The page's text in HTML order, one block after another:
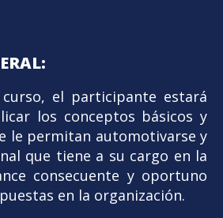
el participante estará
los conceptos básicos y
le permitan automotivarse y
que tiene a su cargo en la
consecuente y oportuno
en la organización.